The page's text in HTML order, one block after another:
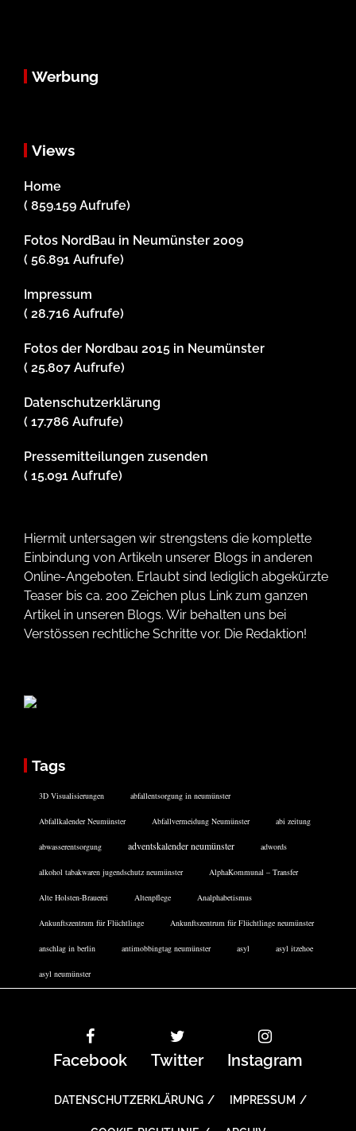
Werbung
Views
Home
( 859.159 Aufrufe)
Fotos NordBau in Neumünster 2009
( 56.891 Aufrufe)
Impressum
( 28.716 Aufrufe)
Fotos der Nordbau 2015 in Neumünster
( 25.807 Aufrufe)
Datenschutzerklärung
( 17.786 Aufrufe)
Pressemitteilungen zusenden
( 15.091 Aufrufe)
Hiermit untersagen wir strengstens die komplette
Einbindung von Artikeln unserer Blogs in anderen
Online-Angeboten. Erlaubt sind lediglich abgekürzte
Teaser bis ca. 200 Zeichen plus Link zum ganzen
Artikel in unseren Blogs. Wir behalten uns bei
Verstössen rechtliche Schritte vor. Die Redaktion!
Tags
3D Visualisierungen abfallentsorgung in neumünster
Abfallkalender Neumünster Abfallvermeidung Neumünster abi zeitung
abwasserentsorgung adventskalender neumünster adwords
alkohol tabakwaren jugendschutz neumünster AlphaKommunal – Transfer
Alte Holsten-Brauerei Altenpflege Analphabetismus
Ankunftszentrum für Flüchtlinge Ankunftszentrum für Flüchtlinge neumünster
anschlag in berlin antimobbingtag neumünster asyl asyl itzehoe
asyl neumünster
Facebook Twitter Instagram
DATENSCHUTZERKLÄRUNG IMPRESSUM